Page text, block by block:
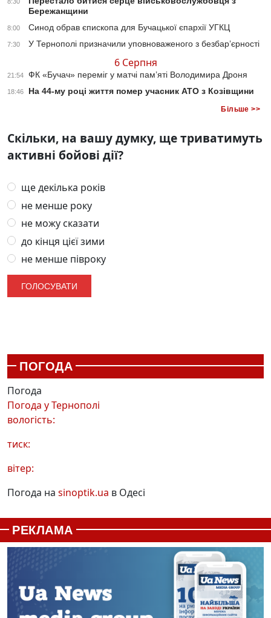
Бережанщини
8:00 Синод обрав єпископа для Бучацької єпархії УГКЦ
7:30 У Тернополі призначили уповноваженого з безбар’єрності
6 Серпня
21:54 ФК «Бучач» переміг у матчі пам’яті Володимира Дроня
18:46 На 44-му році життя помер учасник АТО з Козівщини
Більше >>
Скільки, на вашу думку, ще триватимуть
активні бойові дії?
ще декілька років
не менше року
не можу сказати
до кінця цієї зими
не менше півроку
ПОГОДА
Погода
Погода уТернополі
вологість:
тиск:
вітер:
Погода на sinoptik.ua в Одесі
РЕКЛАМА